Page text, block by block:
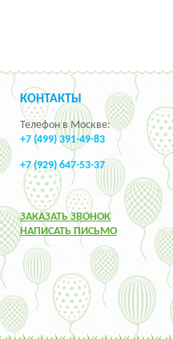
КОНТАКТЫ
Телефон в Москве:
+7 (499) 391-49-83
+7 (929) 647-53-37
ЗАКАЗАТЬ ЗВОНОК
НАПИСАТЬ ПИСЬМО